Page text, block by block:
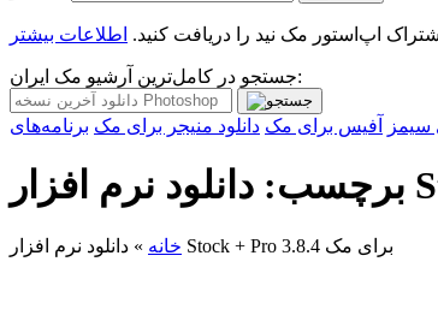
اطلاعات بیشتر
جستجو در کامل‌ترین آرشیو مک ایران:
سیمز آفیس برای مک دانلود منیجر برای مک
خانه » دانلود نرم افزار Stock + Pro 3.8.4 برای مک